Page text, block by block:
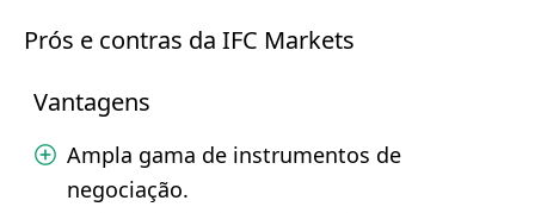
Prós e contras da IFC Markets
Vantagens
Ampla gama de instrumentos de
negociação.